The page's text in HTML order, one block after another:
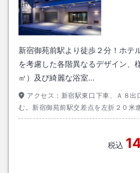
新宿御苑前駅より徒歩２分！ホテ
を考慮した各階異なるデザイン、
㎡）及び綺麗な浴室…
アクセス： 新宿駅東口下車、Ａ８出
む。新宿御苑前駅交差点を左折２０米
米進む。１つ目のＴ字路を左折。青い
税込